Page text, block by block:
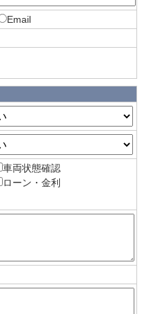
Email
車両状態確認
ローン・金利